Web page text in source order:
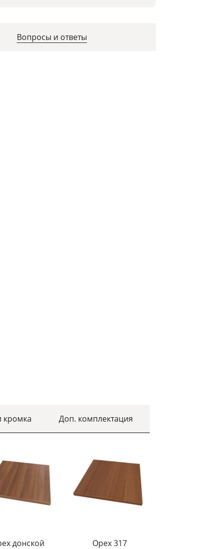
Вопросы и ответы
кромка Доп. комплектация
донской Орех 317